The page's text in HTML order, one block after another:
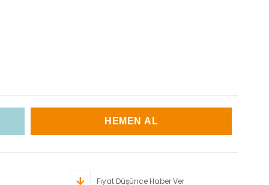
Fiyat Düşünce Haber Ver